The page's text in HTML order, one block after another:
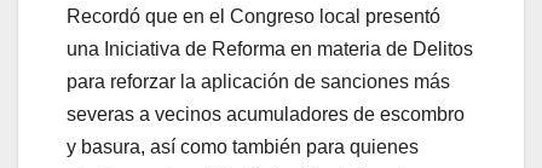
Recordó que en el Congreso local presentó
una Iniciativa de Reforma en materia de Delitos
para reforzar la aplicación de sanciones más
severas a vecinos acumuladores de escombro
y basura, así como también para quienes